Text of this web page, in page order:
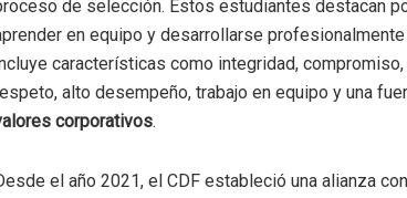
de selección. Estos estudiantes destacan
en equipo y desarrollarse profesionalmente
características como integridad,
alto desempeño, trabajo en equipo y una
corporativos.
el año 2021, el CDF estableció una alianza